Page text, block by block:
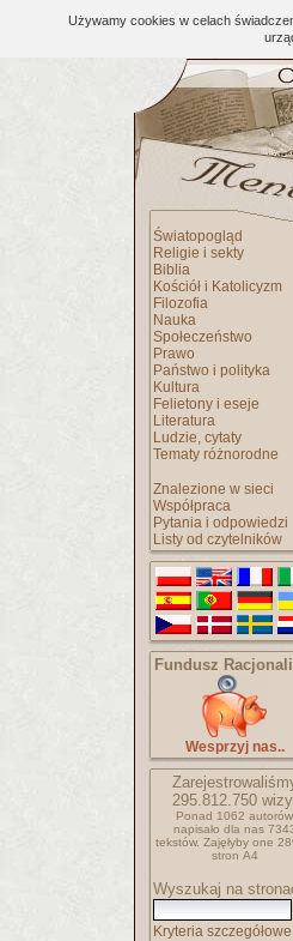
Używamy cookies w celach
Światopogląd
Religie i sekty
Biblia
Kościół i Katolicyzm
Filozofia
Nauka
Społeczeństwo
Prawo
Państwo i polityka
Kultura
Felietony i eseje
Literatura
Ludzie, cytaty
Tematy różnorodne
Znalezione w sieci
Współpraca
Pytania i odpowiedzi
Listy od czytelników
Fundusz
Wesprzyj nas..
295.812.750
Ponad 1062 autorów
napisało dla nas
tekstów. Zajęłyby one
stron A4
Wyszukaj na
Kryteria szczegółowe